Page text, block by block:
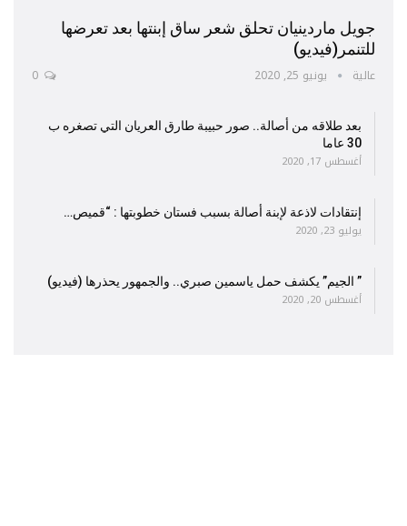
جويل ماردينيان تحلق شعر ساق إبنتها بعد تعرضها
للتنمر(فيديو)
عالية يونيو 25, 2020
بعد طلاقه من أصالة.. صور حبيبة طارق العريان التي تصغره ب
30 عاما
أغسطس 17, 2020
إنتقادات لاذعة لإبنة أصالة بسبب فستان خطوبتها : “قميص…
يوليو 23, 2020
” الجيم” يكشف حمل ياسمين صبري.. والجمهور يحذرها (فيديو)
أغسطس 20, 2020